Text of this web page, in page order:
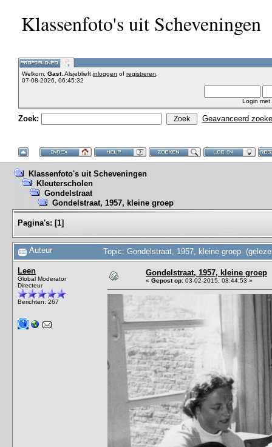
Klassenfoto's uit Scheveningen
Welkom, Gast. Alsjeblieft inloggen of registreren
07-08-2026, 06:45:32
Login met
Zoek: Geavanceerd
Klassenfoto's uit Scheveningen
Kleuterscholen
Gondelstraat
Gondelstraat, 1957, kleine groep
Pagina's: [1]
Auteur Topic: Gondelstraat, 1957, kleine groep
Leen
Global Moderator
Directeur
Berichten: 267
Gondelstraat, 1957, kleine groep
« Gepost op: 03-02-2015, 08:44:53 »